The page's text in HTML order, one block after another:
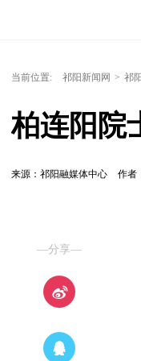
当前位置: 祁阳新闻网 > 祁
柏连阳院
来源：祁阳融媒体中心 作者
—分享—